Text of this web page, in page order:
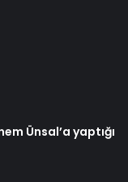
Ünsal’a yaptığı